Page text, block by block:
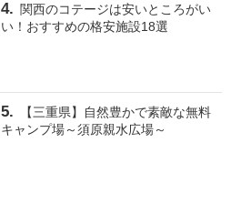
関西のコテージは安いところがい
い！おすすめの格安施設18選
【三重県】自然豊かで素敵な無料
キャンプ場～須原親水広場～